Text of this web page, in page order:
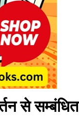
से सम्बंधित